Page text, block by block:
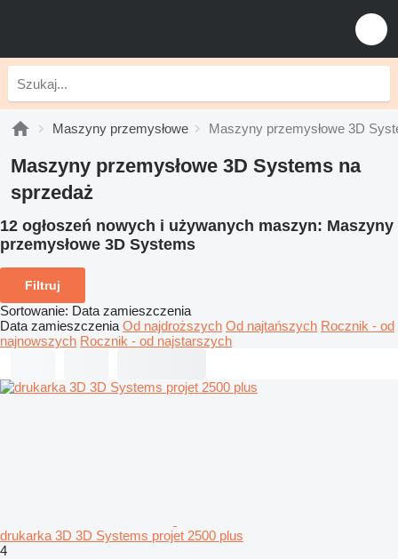
Maszyny przemysłowe Maszyny przemysłowe 3D
Maszyny przemysłowe 3D Systems na
sprzedaż
12 ogłoszeń nowych i używanych maszyn: Maszyny
przemysłowe 3D Systems
Filtruj
Sortowanie: Data zamieszczenia
Data zamieszczenia Od najdroższych Od najtańszych Rocznik - od
najnowszych Rocznik - od najstarszych
drukarka 3D 3D Systems projet 2500 plus
4